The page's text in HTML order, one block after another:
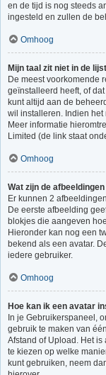
en de tijd is nog steeds
ingesteld en zullen de
Omhoog
Mijn taal zit niet in de
De meest voorkomende
geïnstalleerd heeft, of
kunt altijd aan de
wil installeren. Indien het
Meer informatie
Limited (de link staat
Omhoog
Wat zijn de
Er kunnen 2
De eerste afbeelding
blokjes die aangeven
Hieronder kan nog een
bekend als een avatar.
iedere gebruiker.
Omhoog
Hoe kan ik een avatar
In je Gebruikerspaneel,
gebruik te maken van
Afstand of Upload. Het
te kiezen op welke
kunt gebruiken, neem